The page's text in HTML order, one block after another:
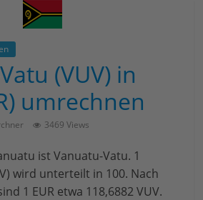
(VUV) in
umrechnen
3469 Views
ist Vanuatu-Vatu. 1
wird unterteilt in 100. Nach
1 EUR etwa 118,6882 VUV.